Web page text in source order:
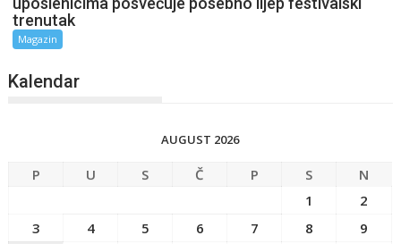
trenutak
Magazin
Kalendar
AUGUST 2026
P U S Č P S
N
1
2
3
4 5 6 7 8
9